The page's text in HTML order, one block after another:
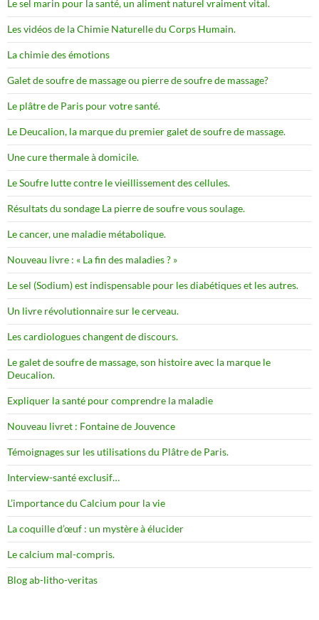
Le sel marin pour la santé, un aliment naturel vraiment vital.
Les vidéos de la Chimie Naturelle du Corps Humain.
La chimie des émotions
Galet de soufre de massage ou pierre de soufre de massage?
Le plâtre de Paris pour votre santé.
Le Deucalion, la marque du premier galet de soufre de massage.
Une cure thermale à domicile.
Le Soufre lutte contre le vieillissement des cellules.
Résultats du sondage La pierre de soufre vous soulage.
Le cancer, une maladie métabolique.
Nouveau livre : « La fin des maladies ? »
Le sel (Sodium) est indispensable pour les diabétiques et les autres.
Un livre révolutionnaire sur le cerveau.
Les cardiologues changent de discours.
Le galet de soufre de massage, son histoire avec la marque le
Deucalion.
Expliquer la santé pour comprendre la maladie
Nouveau livret : Fontaine de Jouvence
Témoignages sur les utilisations du Plâtre de Paris.
Interview-santé exclusif…
L’importance du Calcium pour la vie
La coquille d’œuf : un mystère à élucider
Le calcium mal-compris.
Blog ab-litho-veritas